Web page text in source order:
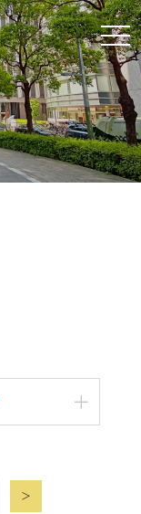
t
o
g
g
l
e